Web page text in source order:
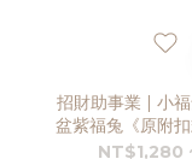
招財助事業 | 小
盆紫福兔《原附扣
蝦扣》
NT$1,280